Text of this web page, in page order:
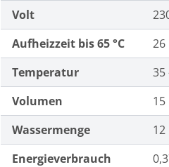
Volt
Aufheizzeit bis 65 °C
26
Temperatur
35
Volumen
15
Wassermenge
Energieverbrauch